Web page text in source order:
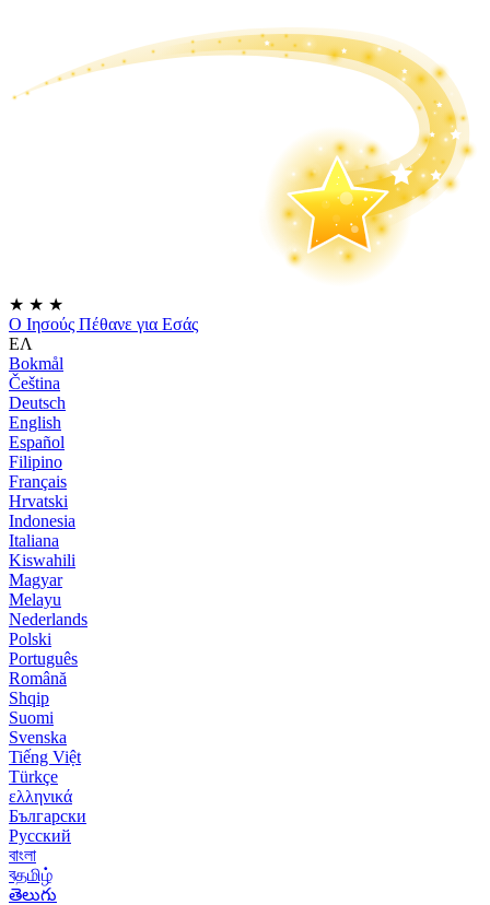
★ ★ ★
Ο Ιησούς Πέθανε για Εσάς
ΕΛ
Bokmål
Čeština
Deutsch
English
Español
Filipino
Français
Hrvatski
Indonesia
Italiana
Kiswahili
Magyar
Melayu
Nederlands
Polski
Português
Română
Shqip
Suomi
Svenska
Tiếng Việt
Türkçe
ελληνικά
Български
Русский
বাংলা
বதமிழ்
తెలుగు